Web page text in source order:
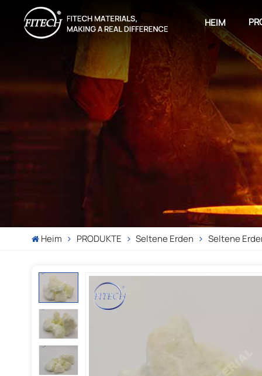
HEIM
Heim PRODUKTE Seltene Erden Seltene